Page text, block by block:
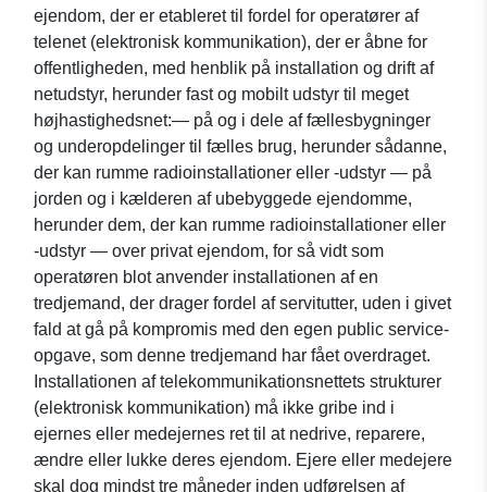
ejendom, der er etableret til fordel for operatører af
telenet (elektronisk kommunikation), der er åbne for
offentligheden, med henblik på installation og drift af
netudstyr, herunder fast og mobilt udstyr til meget
højhastighedsnet:— på og i dele af fællesbygninger
og underopdelinger til fælles brug, herunder sådanne,
der kan rumme radioinstallationer eller -udstyr — på
jorden og i kælderen af ubebyggede ejendomme,
herunder dem, der kan rumme radioinstallationer eller
-udstyr — over privat ejendom, for så vidt som
operatøren blot anvender installationen af en
tredjemand, der drager fordel af servitutter, uden i givet
fald at gå på kompromis med den egen public service-
opgave, som denne tredjemand har fået overdraget.
Installationen af telekommunikationsnettets strukturer
(elektronisk kommunikation) må ikke gribe ind i
ejernes eller medejernes ret til at nedrive, reparere,
ændre eller lukke deres ejendom. Ejere eller medejere
skal dog mindst tre måneder inden udførelsen af